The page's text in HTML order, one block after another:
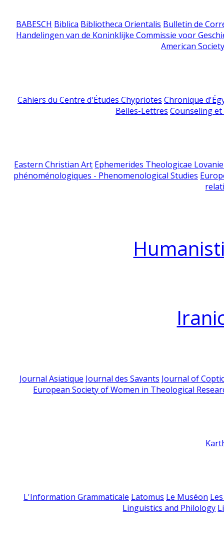
BABESCH Biblica Bibliotheca Orientalis Bulletin de
Handelingen van de Koninklijke Commissie voor
American
Cahiers du Centre d'Études Chypriotes Chronique
Belles-Lettres Counseling
Eastern Christian Art Ephemerides Theologicae
phénoménologiques - Phenomenological Studies
Journal Asiatique Journal des Savants Journal of
European Society of Women in Theological
L'Information Grammaticale Latomus Le Muséon
Linguistics and Philology